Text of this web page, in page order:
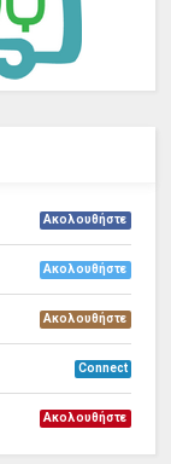
Ακολουθήστε
Ακολουθήστε
Ακολουθήστε
Connect
Ακολουθήστε